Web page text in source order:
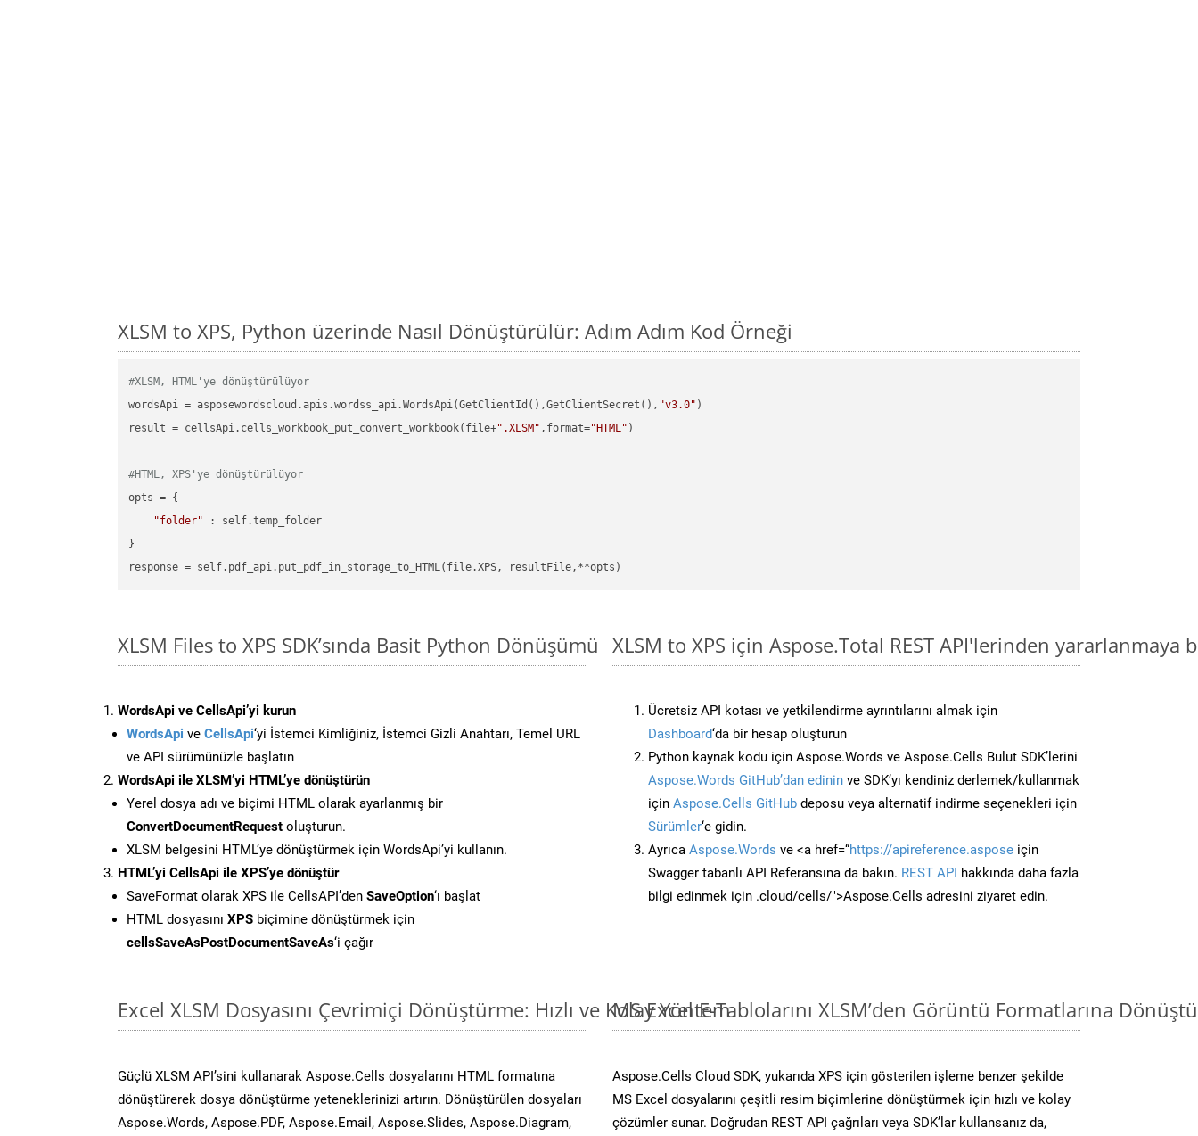
XLSM to XPS, Python üzerinde Nasıl Dönüştürülür: Adım Adım Kod Örneği
#XLSM, HTML'ye dönüştürülüyor
wordsApi = asposewordscloud.apis.wordss_api.WordsApi(GetClientId(),GetClientSecret(), "v3.0" )
result = cellsApi.cells_workbook_put_convert_workbook(file+".XLSM" ,format="HTML" )
#HTML, XPS'ye dönüştürülüyor
opts = {
"folder" : self.temp_folder
}
XLSM Files to XPS SDK’sında Basit Python Dönüşümü
WordsApi ve CellsApi’yi kurun
WordsApi ve CellsApi‘yi İstemci Kimliğiniz, İstemci Gizli Anahtarı, Temel URL
ve API sürümünüzle başlatın
WordsApi ile XLSM’yi HTML’ye dönüştürün
Yerel dosya adı ve biçimi HTML olarak ayarlanmış bir
ConvertDocumentRequest oluşturun.
XLSM belgesini HTML’ye dönüştürmek için WordsApi’yi kullanın.
HTML’yi CellsApi ile XPS’ye dönüştür
SaveFormat olarak XPS ile CellsAPI’den SaveOption‘ı başlat
HTML dosyasını XPS biçimine dönüştürmek için
cellsSaveAsPostDocumentSaveAs‘i çağır
XLSM to XPS için Aspose.Total REST API'lerinden yararlanmaya
Ücretsiz API kotası ve yetkilendirme ayrıntılarını almak için
Dashboard‘da bir hesap oluşturun
Python kaynak kodu için Aspose.Words ve Aspose.Cells Bulut SDK’lerini
Aspose.Words GitHub’dan edinin ve SDK’yı kendiniz derlemek/kullanmak
için Aspose.Cells GitHub deposu veya alternatif indirme seçenekleri için
Sürümler‘e gidin.
Ayrıca Aspose.Words ve <a href=“https://apireference.aspose için
Swagger tabanlı API Referansına da bakın. REST API hakkında daha fazla
bilgi edinmek için .cloud/cells/">Aspose.Cells adresini ziyaret edin.
Excel XLSM Dosyasını Çevrimiçi Dönüştürme: Hızlı ve Kolay Yöntem
Güçlü XLSM API’sini kullanarak Aspose.Cells dosyalarını HTML formatına
dönüştürerek dosya dönüştürme yeteneklerinizi artırın. Dönüştürülen dosyaları
Aspose.Words, Aspose.PDF, Aspose.Email, Aspose.Slides, Aspose.Diagram,
MS Excel E-Tablolarını XLSM’den Görüntü Formatlarına
Aspose.Cells Cloud SDK, yukarıda XPS için gösterilen işleme benzer şekilde
MS Excel dosyalarını çeşitli resim biçimlerine dönüştürmek için hızlı ve kolay
çözümler sunar. Doğrudan REST API çağrıları veya SDK’lar kullansanız da,